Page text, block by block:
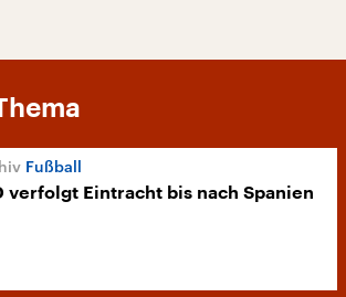
Fußball
verfolgt Eintracht bis nach Spanien